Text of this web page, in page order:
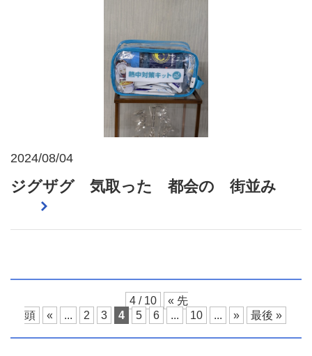
2024/08/04
ジグザグ 気取った 都会の 街並み
4 / 10
« 先
頭
« ... 2 3 4 5 6 ... 10 ... » 最後 »